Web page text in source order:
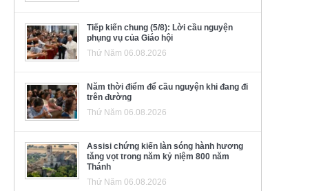
Tiếp kiến chung (5/8): Lời cầu nguyện
phụng vụ của Giáo hội
Thứ Năm 06.08.2026
Năm thời điểm để cầu nguyện khi đang đi
trên đường
Thứ Năm 06.08.2026
Assisi chứng kiến làn sóng hành hương
tăng vọt trong năm kỷ niệm 800 năm
Thánh
Thứ Năm 06.08.2026